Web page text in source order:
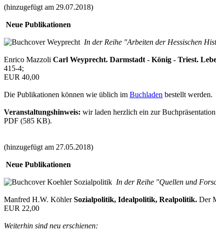
(hinzugefügt am 29.07.2018)
Neue Publikationen
In der Reihe "Arbeiten der Hessischen
Enrico Mazzoli Carl Weyprecht. Darmstadt - König - Triest.
415-4;
EUR 40,00
Die Publikationen können wie üblich im Buchladen bestellt werden.
Veranstaltungshinweis: wir laden herzlich ein zur
PDF (585 KB).
(hinzugefügt am 27.05.2018)
Neue Publikationen
In der Reihe "Quellen und
Manfred H.W. KöhlerSozialpolitik, Idealpolitik, Realpolitik. Der
EUR 22,00
Weiterhin sind neu erschienen: